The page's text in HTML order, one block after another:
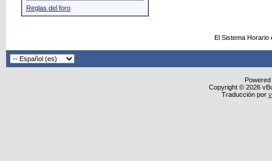
Reglas del foro
El Sistema
Copyright © 2026
Traducción por